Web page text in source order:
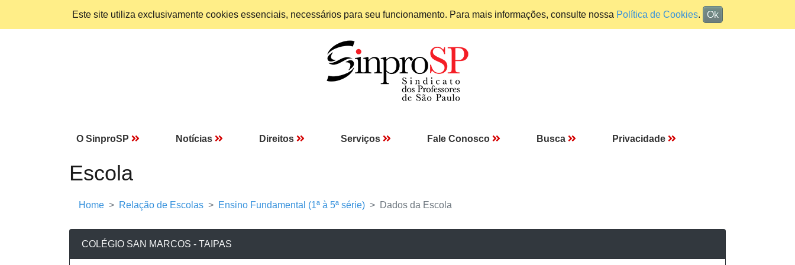
Este site utiliza exclusivamente cookies essenciais, necessários para seu funcionamento. Para mais informações, consulte nossa Política de Cookies. Ok
O SinproSP Notícias Direitos Serviços Fale Conosco Busca Privacidade
Escola
Home Relação de Escolas Ensino Fundamental (1ª à 5ª série) Dados da Escola
COLÉGIO SAN MARCOS - TAIPAS